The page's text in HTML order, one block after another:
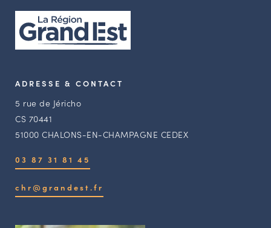
ADRESSE & CONTACT
5 rue de Jéricho
CS 70441
51000 CHALONS-EN-CHAMPAGNE CEDEX
03 87 31 81 45
chr@grandest.fr